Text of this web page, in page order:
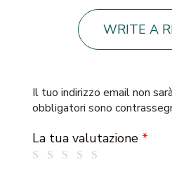
WRITE A
Il tuo indirizzo email non
obbligatori sono
La tua valutazione *